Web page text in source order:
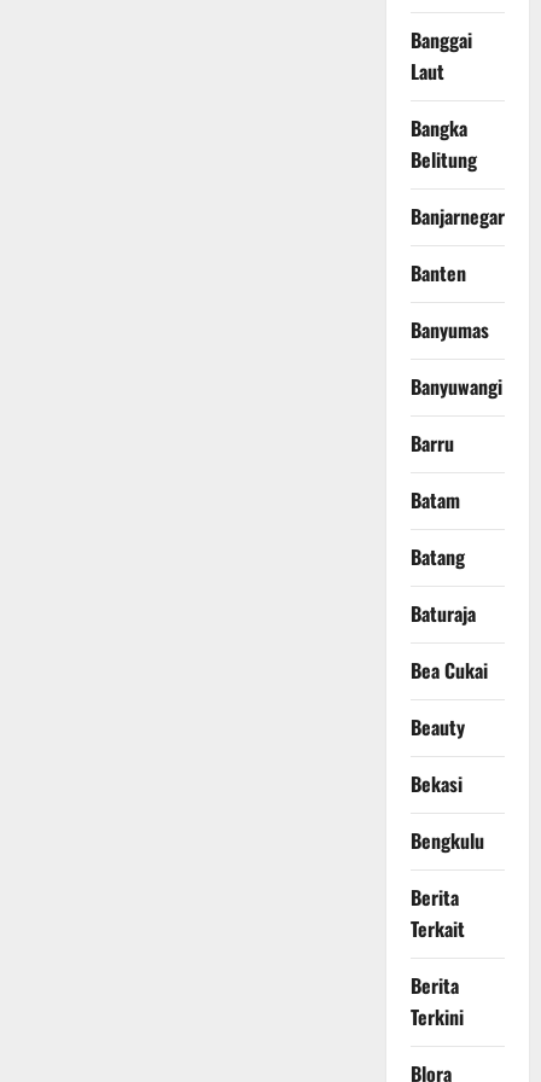
Banggai
Laut
Bangka
Belitung
Banjarnegara
Banten
Banyumas
Banyuwangi
Barru
Batam
Batang
Baturaja
Bea Cukai
Beauty
Bekasi
Bengkulu
Berita
Terkait
Berita
Terkini
Blora